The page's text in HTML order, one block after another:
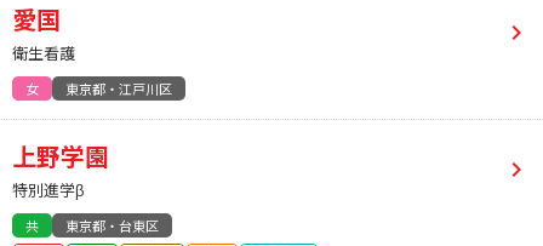
愛国
衛生看護
女 東京都・江戸川区
上野学園
特別進学β
共
東京都・台東区